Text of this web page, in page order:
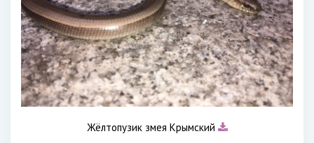
Жёлтопузик змея Крымский